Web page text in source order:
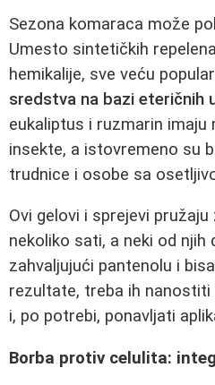
Sezona komaraca može
Umesto sintetičkih
hemikalije, sve veću
sredstva na bazi eteričnih
eukaliptus i ruzmarin imaju
insekte, a istovremeno su
trudnice i osobe sa
Ovi gelovi i sprejevi
nekoliko sati, a neki od njih
zahvaljujući pantenolu i
rezultate, treba ih nanostiti
i, po potrebi, ponavljati
Borba protiv celulita: